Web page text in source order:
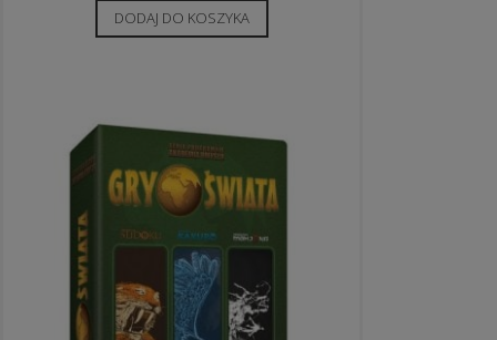
DODAJ DO KOSZYKA